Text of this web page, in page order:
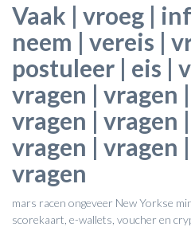
Vaak | vroeg |
neem | vereis |
postuleer | eis |
vragen | vragen
vragen | vragen
vragen | vragen
vragen
mars racen ongeveer New Yorkse
scorekaart, e-wallets, voucher en